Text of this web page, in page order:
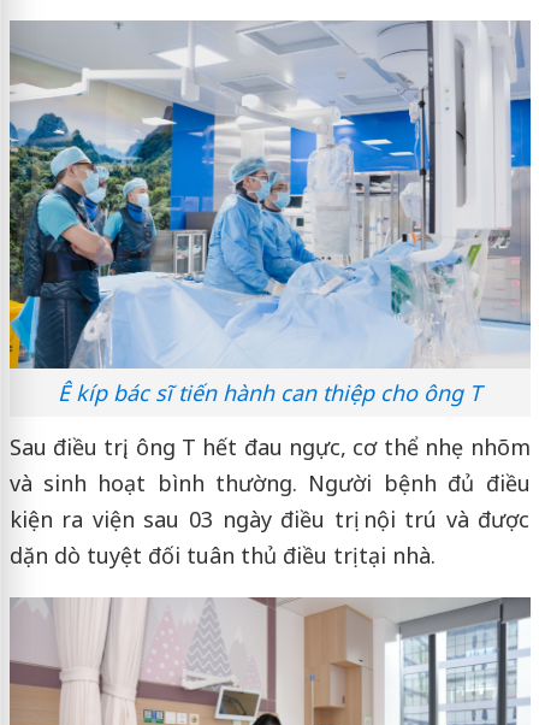
Ê kíp bác sĩ tiến hành can thiệp cho ông T
Sau điều trị, ông T hết đau ngực, cơ thể nhẹ nhõm
và sinh hoạt bình thường. Người bệnh đủ điều
kiện ra viện sau 03 ngày điều trị nội trú và được
dặn dò tuyệt đối tuân thủ điều trị tại nhà.